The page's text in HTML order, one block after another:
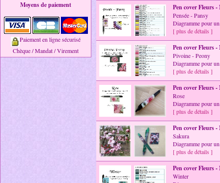
Moyens de paiement
Paiement en ligne sécurisé
Chèque / Mandat / Virement
Pen cover Fleurs
Pensée - Pansy
Diagramme pour
[ plus de détails ]
Pen cover Fleurs
Pivoine - Peony
Diagramme pour
[ plus de détails ]
Pen cover Fleurs
Rose
Diagramme pour
[ plus de détails ]
Pen cover Fleurs
Sakura
Diagramme pour
[ plus de détails ]
Pen cover Fleurs
Winter